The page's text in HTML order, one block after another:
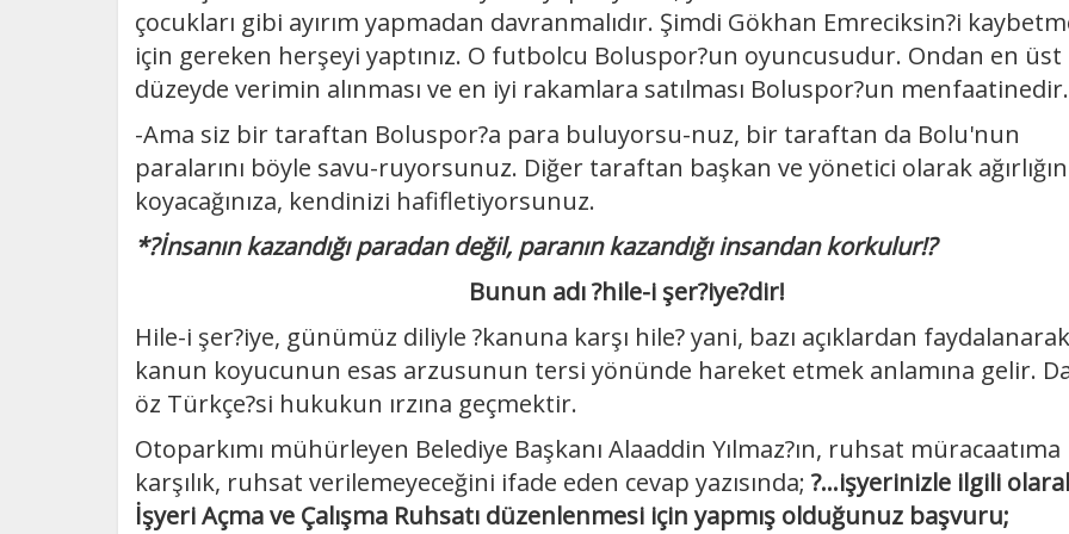
çocukları gibi ayırım yapmadan davranmalıdır. Şimdi Gökhan Emreciksin?i
için gereken herşeyi yaptınız. O futbolcu Boluspor?un oyuncusudur. Ondan en üst
düzeyde verimin alınması ve en iyi rakamlara satılması Boluspor?un menfaatinedir.
-Ama siz bir taraftan Boluspor?a para buluyorsu-nuz, bir taraftan da Bolu'nun
paralarını böyle savu-ruyorsunuz. Diğer taraftan başkan ve yönetici olarak
koyacağınıza, kendinizi hafifletiyorsunuz.
*?İnsanın kazandığı paradan değil, paranın kazandığı insandan korkulur!?
Bunun adı ?hile-i şer?iye?dir!
Hile-i şer?iye, günümüz diliyle ?kanuna karşı hile? yani, bazı açıklardan
kanun koyucunun esas arzusunun tersi yönünde hareket etmek anlamına gelir.
öz Türkçe?si hukukun ırzına geçmektir.
Otoparkımı mühürleyen Belediye Başkanı Alaaddin Yılmaz?ın, ruhsat müracaatıma
karşılık, ruhsat verilemeyeceğini ifade eden cevap yazısında; ?...işyerinizle ilgili
İşyeri Açma ve Çalışma Ruhsatı düzenlenmesi için yapmış olduğunuz başvuru;